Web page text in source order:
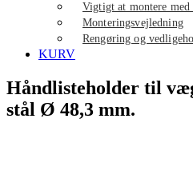
Vigtigt at montere
Monteringsvejledning
Rengøring og
KURV
Håndlisteholder til
stål Ø 48,3 mm.